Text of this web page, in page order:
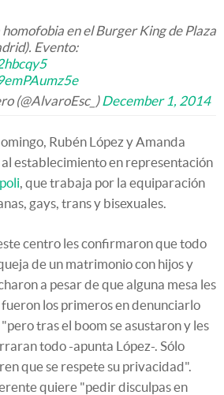
en el Burger King de Plaza
Evento:
(@AlvaroEsc_)December 1, 2014
Rubén López y Amanda
establecimiento en representación
, que trabaja por la equiparación
gays, trans y bisexuales.
centro les confirmaron que todo
de un matrimonio con hijos y
a pesar de que alguna mesa les
los primeros en denunciarlo
tras el boom se asustaron y les
todo -apunta López-. Sólo
que se respete su privacidad".
quiere "pedir disculpas en